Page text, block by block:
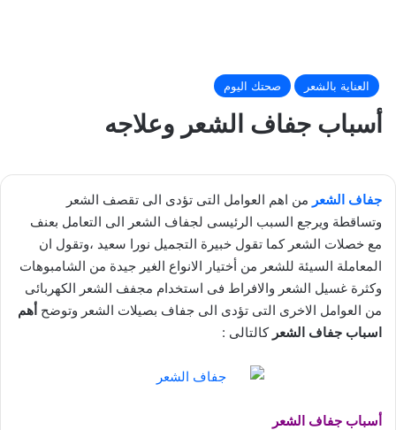
العناية بالشعر صحتك اليوم
أسباب جفاف الشعر وعلاجه
جفاف الشعر من اهم العوامل التى تؤدى الى تقصف الشعر
وتساقطة ويرجع السبب الرئيسى لجفاف الشعر الى التعامل بعنف
مع خصلات الشعر كما تقول خبيرة التجميل نورا سعيد ،وتقول ان
المعاملة السيئة للشعر من أختيار الانواع الغير جيدة من الشامبوهات
وكثرة غسيل الشعر والافراط فى استخدام مجفف الشعر الكهربائى
من العوامل الاخرى التى تؤدى الى جفاف بصيلات الشعر وتوضح أهم
اسباب جفاف الشعر كالتالى :
أسباب جفاف الشعر